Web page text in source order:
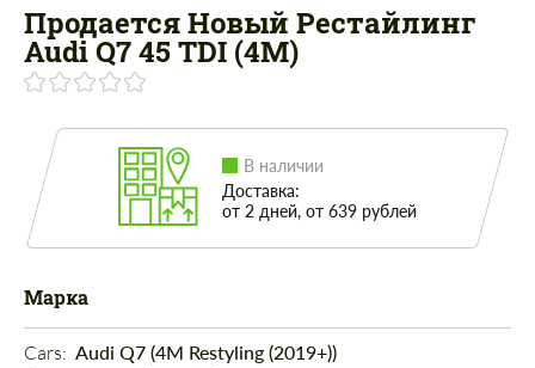
Продается Новый Рестайлинг
Audi Q7 45 TDI (4M)
В наличии
Доставка:
от 2 дней, от 639 рублей
Марка
Cars: Audi Q7 (4M Restyling (2019+))